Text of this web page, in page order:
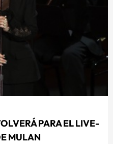
PARA EL LIVE-
MULAN